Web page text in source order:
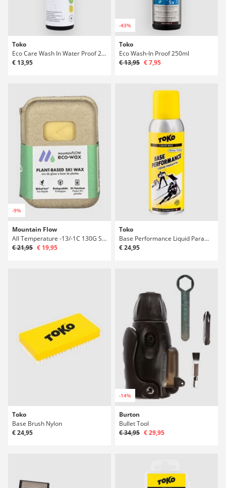
Toko
Eco Care Wash In Water Proof 250 ml
€ 13,95
-43%
Toko
Eco Wash-In Proof 250ml
€ 13,95 € 7,95
-9%
Mountain Flow
All Temperature -13/-1C 130G Surfwachs
€ 21,95 € 19,95
Toko
Base Performance Liquid Paraffin Yellow -4°C / 10°C Surfwachs
€ 24,95
Toko
Base Brush Nylon
€ 24,95
-14%
Burton
Bullet Tool
€ 34,95 € 29,95